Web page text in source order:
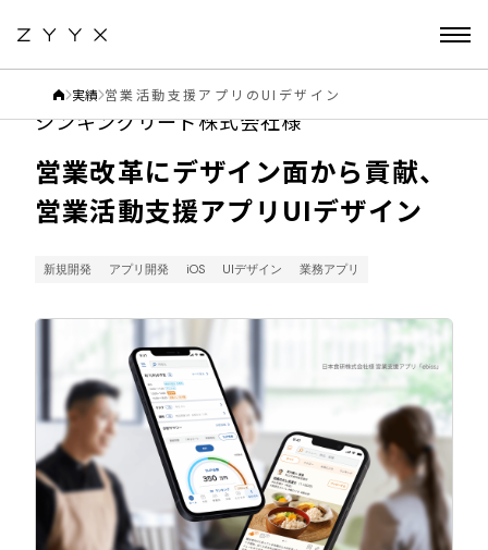
実績 営業活動支援アプリのUIデザイン
シンキングリード株式会社様
営業改革にデザイン面から貢献、
営業活動支援アプリUIデザイン
新規開発 アプリ開発 iOS UIデザイン 業務アプリ